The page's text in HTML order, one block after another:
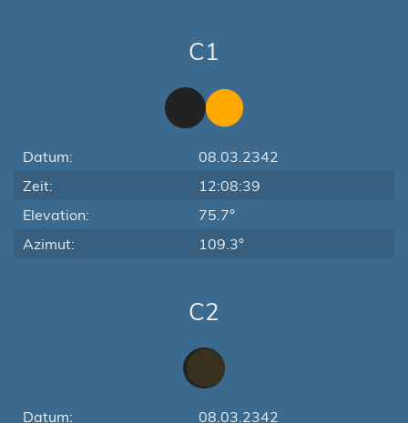
C1
Datum:
08.03.2342
Zeit:
12:08:39
Elevation:
75.7°
Azimut:
109.3°
C2
Datum: 08.03.2342